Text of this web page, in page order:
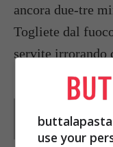
ancora due-tre
Togliete dal
servite irrorando
Paoletta è
al 2011,
primi ai
use your